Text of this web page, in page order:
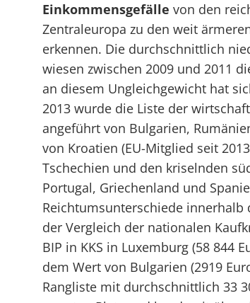
Einkommensgefälle von den
Zentraleuropa zu den weit
erkennen. Die durchschnittlich
wiesen zwischen 2009 und 2011
an diesem Ungleichgewicht hat
2013 wurde die Liste der
angeführt von Bulgarien,
von Kroatien (EU-Mitglied seit
Tschechien und den kriselnden
Portugal, Griechenland und
Reichtumsunterschiede innerhalb
der Vergleich der nationalen
BIP in KKS in Luxemburg (58 844
dem Wert von Bulgarien (2919
Rangliste mit durchschnittlich 33